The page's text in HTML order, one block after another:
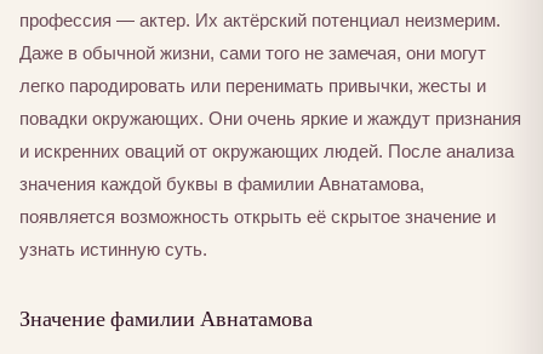
профессия — актер. Их актёрский потенциал неизмерим.
Даже в обычной жизни, сами того не замечая, они могут
легко пародировать или перенимать привычки, жесты и
повадки окружающих. Они очень яркие и жаждут признания
и искренних оваций от окружающих людей. После анализа
значения каждой буквы в фамилии Авнатамова,
появляется возможность открыть её скрытое значение и
узнать истинную суть.
Значение фамилии Авнатамова